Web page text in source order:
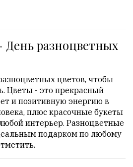
День разноцветных
цветов, чтобы
Цветы - это прекрасный
и позитивную энергию в
плюс красочные букеты
интерьер. Разноцветные
подарком по любому